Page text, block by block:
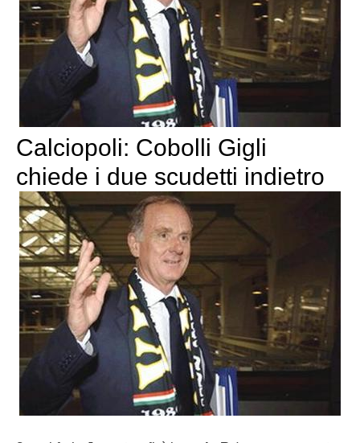
Calciopoli: Cobolli Gigli
chiede i due scudetti indietro